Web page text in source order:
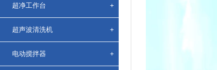
超净工作台 +
超声波清洗机 +
电动搅拌器 +